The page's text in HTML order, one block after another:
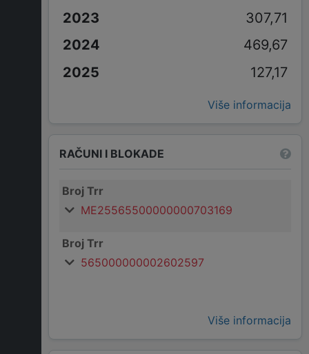
307,71
469,67
127,17
Više informacija
RAČUNI I BLOKADE
Broj Trr
ME25565500000000703169
Broj Trr
565000000002602597
Više informacija